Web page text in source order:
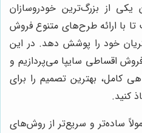
یکی از بزرگ‌ترین خودروسازان
با ارائه طرح‌های متنوع فروش
خود را پوشش دهد. در این
اقساطی سایپا می‌پردازیم و
کامل، بهترین تصمیم را برای
کنید.
ساده‌تر و سریع‌تر از روش‌های